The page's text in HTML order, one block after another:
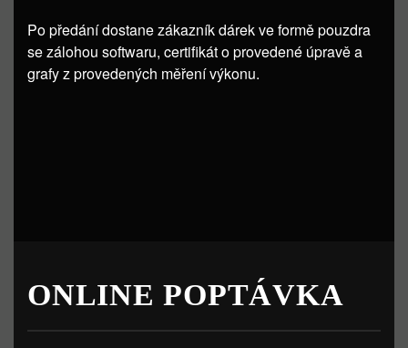
Po předání dostane zákazník dárek ve formě pouzdra
se zálohou softwaru, certifikát o provedené úpravě a
grafy z provedených měření výkonu.
ONLINE POPTÁVKA